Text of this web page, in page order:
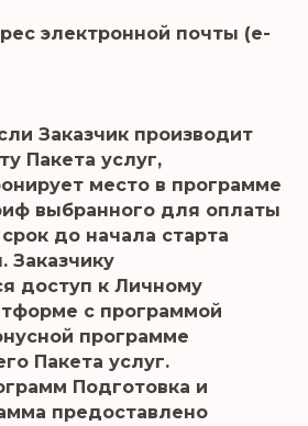
электронной почты (e-
Заказчик производит
Пакета услуг,
место в программе
выбранного для оплаты
до начала старта
Заказчику
доступ к Личному
с программой
программе
Пакета услуг.
Подготовка и
предоставлено